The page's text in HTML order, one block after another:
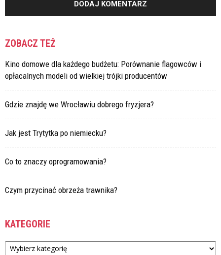
ZOBACZ TEŻ
Kino domowe dla każdego budżetu: Porównanie flagowców i
opłacalnych modeli od wielkiej trójki producentów
Gdzie znajdę we Wrocławiu dobrego fryzjera?
Jak jest Trytytka po niemiecku?
Co to znaczy oprogramowania?
Czym przycinać obrzeża trawnika?
KATEGORIE
Kategorie